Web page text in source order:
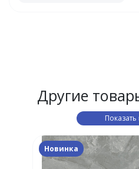
Другие
Показать
Новинка